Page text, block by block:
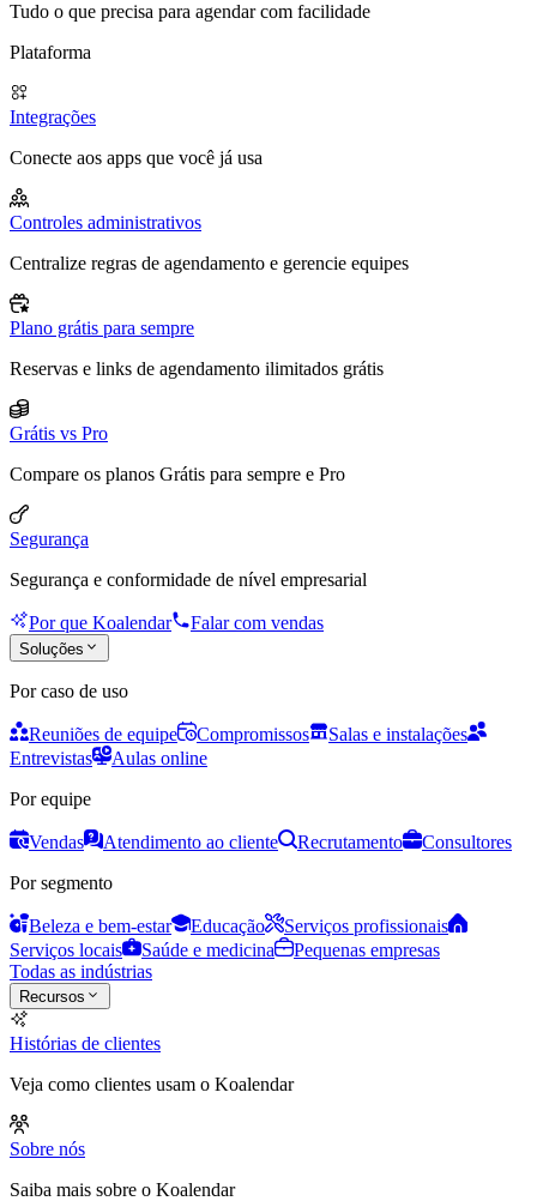
Tudo o que precisa para agendar com facilidade
Plataforma
Integrações
Conecte aos apps que você já usa
Controles administrativos
Centralize regras de agendamento e gerencie equipes
Plano grátis para sempre
Reservas e links de agendamento ilimitados grátis
Grátis vs Pro
Compare os planos Grátis para sempre e Pro
Segurança
Segurança e conformidade de nível empresarial
Por que Koalendar Falar com vendas
Soluções
Por caso de uso
Reuniões de equipe Compromissos
Salas e instalações
Entrevistas
Aulas online
Por equipe
Vendas Atendimento ao cliente Recrutamento
Consultores
Por segmento
Beleza e bem-estar Educação
Serviços profissionais
Serviços locais
Saúde e medicina
Pequenas empresas
Todas as indústrias
Recursos
Histórias de clientes
Veja como clientes usam o Koalendar
Sobre nós
Saiba mais sobre o Koalendar